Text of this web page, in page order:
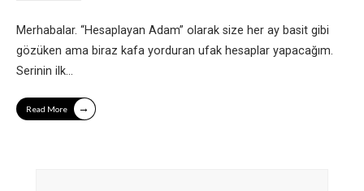
Merhabalar. “Hesaplayan Adam” olarak size her ay basit gibi
gözüken ama biraz kafa yorduran ufak hesaplar yapacağım.
Serinin ilk...
Read More →